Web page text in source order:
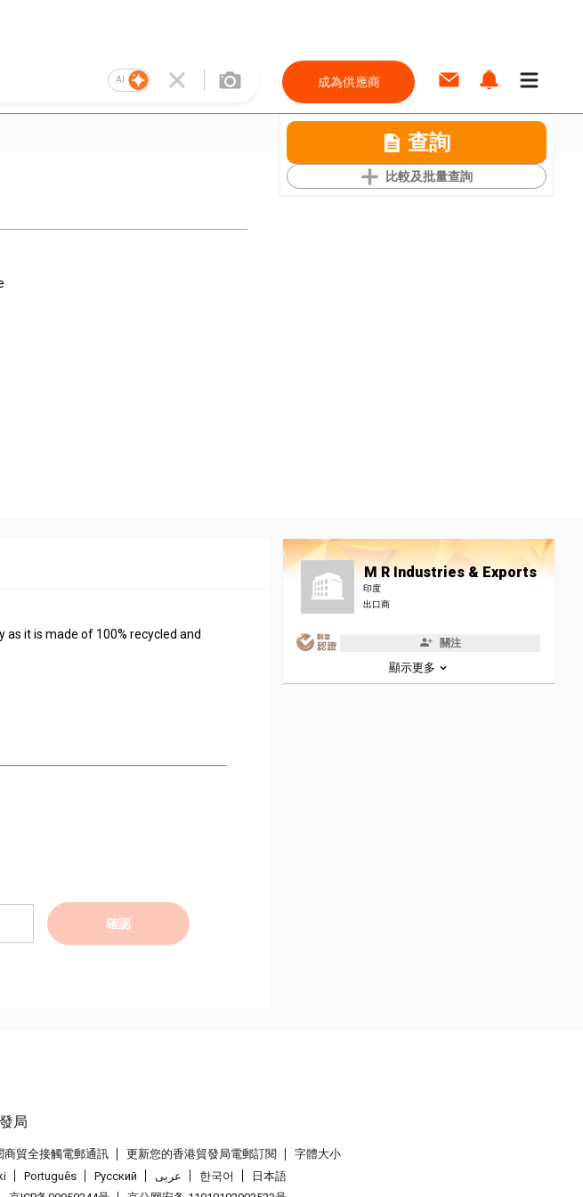
AI 成為供應商
查詢
比較及批量查詢
it is made of 100% recycled and
確認
M R Industries & Exports
印度
出口商
關注
顯示更多
商貿全接觸電郵通訊 更新您的香港貿發局電郵訂閱
字體大小
Português Pусский عربى 한국어
日本語